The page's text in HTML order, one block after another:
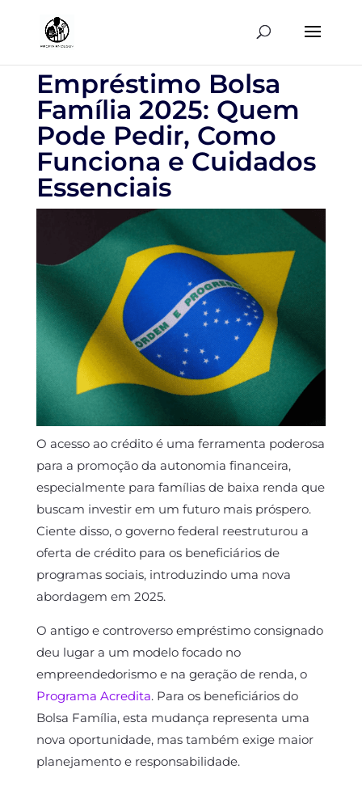
Empréstimo Bolsa
Família 2025: Quem
Pode Pedir, Como
Funciona e Cuidados
Essenciais
O acesso ao crédito é uma ferramenta poderosa
para a promoção da autonomia financeira,
especialmente para famílias de baixa renda que
buscam investir em um futuro mais próspero.
Ciente disso, o governo federal reestruturou a
oferta de crédito para os beneficiários de
programas sociais, introduzindo uma nova
abordagem em 2025.
O antigo e controverso empréstimo consignado
deu lugar a um modelo focado no
empreendedorismo e na geração de renda, o
Programa Acredita. Para os beneficiários do
Bolsa Família, esta mudança representa uma
nova oportunidade, mas também exige maior
planejamento e responsabilidade.